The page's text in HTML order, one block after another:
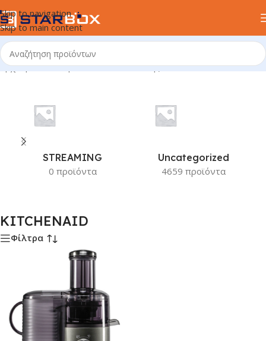
Skip to navigation
Skip to main content
Αρχική σελίδα/Προϊόν Κατασκευαστής/KITCHENAID
STREAMING
0 προϊόντα
Uncategorized
4659 προϊόντα
KITCHENAID
Φίλτρα